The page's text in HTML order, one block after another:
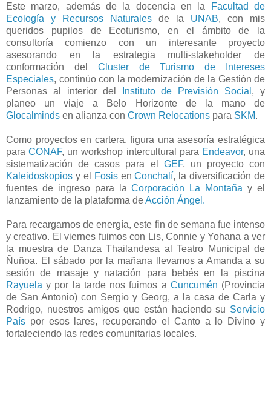
Este marzo, además de la docencia en la
Facultad de
Ecología y Recursos Naturales de la UNAB, con mis
queridos pupilos de Ecoturismo, en el ámbito de la
consultoría comienzo con un interesante proyecto
asesorando en la estrategia multi-stakeholder de
conformación del Cluster de Turismo de Intereses
Especiales, continúo con la modernización de la Gestión de
Personas al interior del
Instituto de Previsión Social , y
planeo un viaje a Belo Horizonte de la mano de
Glocalminds en alianza con Crown Relocations para SKM.
Como proyectos en cartera, figura una asesoría estratégica
paraCONAF, un workshop intercultural para Endeavor, una
sistematización de casos para el GEF, un proyecto con
Kaleidoskopios y el FosisenConchalí, la diversificación de
fuentes de ingreso para laCorporación La Montaña y el
lanzamiento de la plataforma deAcción Ángel.
Para recargarnos de energía, este fin de semana fue intenso
y creativo. El viernes fuimos con Lis, Connie y Yohana a ver
la muestra de Danza Thailandesa al Teatro Municipal de
Ñuñoa. El sábado por la mañana llevamos a Amanda a su
sesión de masaje y natación para bebés en la piscina
Rayuela y por la tarde nos fuimos a Cuncumén (Provincia
de San Antonio) con Sergio y Georg, a la casa de Carla y
Rodrigo, nuestros amigos que están haciendo su Servicio
País por esos lares, recuperando el Canto a lo Divino y
fortaleciendo las redes comunitarias locales.